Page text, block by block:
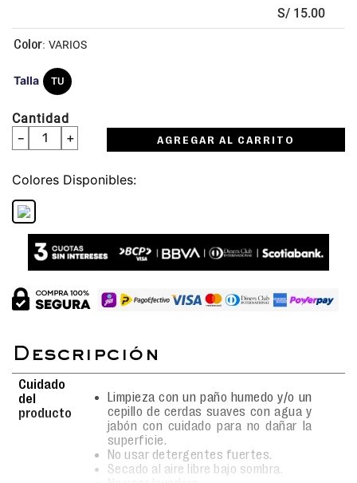
S/ 15.00
Talla TU
: VARIOS
Cantidad
＋
－ AGREGAR AL CARRITO
Colores
Cuidado
del
producto
Limpieza con un paño humedo y/o un
cepillo de cerdas suaves con agua y
jabón con cuidado para no dañar la
superficie.
No usar detergentes fuertes.
Secado al aire libre bajo sombra.